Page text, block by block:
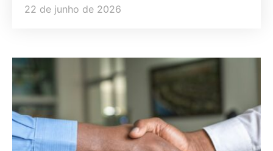
22 de junho de 2026